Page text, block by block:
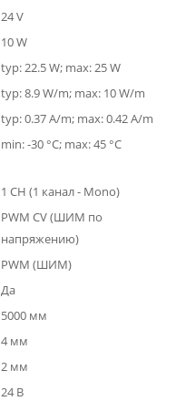
24 V
10 W
typ: 22.5 W; max: 25 W
typ: 8.9 W/m; max: 10 W/m
typ: 0.37 A/m; max: 0.42 A/m
min: -30 °C; max: 45 °C
1 CH (1 канал - Mono)
PWM СV (ШИМ по
напряжению)
PWM (ШИМ)
Да
5000 мм
4 мм
2 мм
24 В